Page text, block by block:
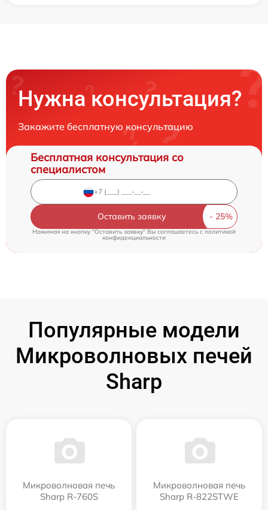
Нужна консультация?
Закажите бесплатную консультацию
Бесплатная консультация со
специалистом
Оставить заявку
Нажимая на кнопку "Оставить заявку" Вы соглашаетесь cполитикой
конфиденциальности
Популярные модели
Микроволновых печей
Sharp
Микроволновая печь
Sharp R-760S
Микроволновая печь
Sharp R-822STWE